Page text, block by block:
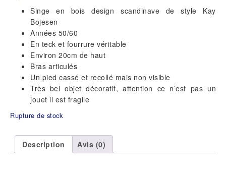
Singe en bois design scandinave de style Kay
Bojesen
Années 50/60
En teck et fourrure véritable
Environ 20cm de haut
Bras articulés
Un pied cassé et recollé mais non visible
Très bel objet décoratif, attention ce n’est pas un
jouet il est fragile
Rupture de stock
Description Avis (0)